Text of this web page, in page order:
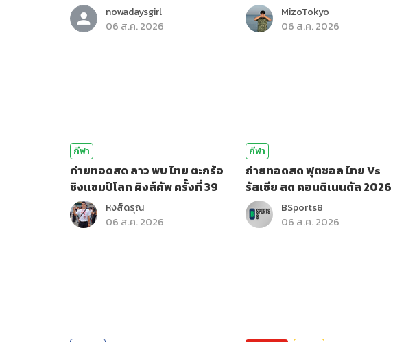
nowadaysgirl
06 ส.ค. 2026
MizoTokyo
06 ส.ค. 2026
กีฬา
ถ่ายทอดสด ลาว พบ ไทย ตะกร้อ
ชิงแชมป์โลก คิงส์คัพ ครั้งที่ 39
หงส์ดรุณ
06 ส.ค. 2026
กีฬา
ถ่ายทอดสด ฟุตซอล ไทย Vs
รัสเซีย สด คอนติเนนตัล 2026
BSports8
06 ส.ค. 2026